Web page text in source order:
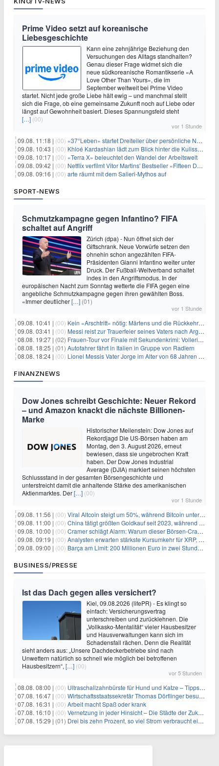
Prime Video setzt auf koreanische
Liebesgeschichte
Kann eine zehnjährige Beziehung den
Versuchungen des Alltags standhalten?
Genau dieser Frage widmet sich die
neue südkoreanische Romantikserie «A
Love Other Than Yours», die im
September weltweit bei Prime Video
startet. Nicht jede große Liebe hält ewig – und manchmal stellt
sich die Frage, ob eine gemeinsame Zukunft noch auf Liebe oder
längst auf Gewohnheit basiert. Dieses Spannungsfeld steht
[…] (00)
vor 1 Stunde
09.08. 11:18 | (00) «37°Leben» startet Dreiteiler über persönliche Neuanfänge
09.08. 10:43 | (00) Khloé Kardashian lädt zum Blick hinter die Kulissen ihres Freundeskreises
09.08. 10:17 | (00) «Terra X» beleuchtet den Wandel der Arbeitswelt
09.08. 09:42 | (00) Netflix verfilmt Vitor Martins' Bestseller «Fifteen Days»
09.08. 09:16 | (00) arte räumt mit dem Salieri-Mythos auf
SPORT-NEWS
Schmutzkampagne gegen Infantino? FIFA
schaltet auf Angriff
Zürich (dpa) - Nun öffnet sich der
Giftschrank. Neue Vorwürfe setzen den
ohnehin schon angezählten FIFA-
Präsidenten Gianni Infantino weiter unter
Druck. Der Fußball-Weltverband schaltet
indes in den Angriffsmodus. In der
europäischen Nacht zum Sonntag wetterte die FIFA gegen eine
angebliche Schmutzkampagne gegen ihren gewählten Boss.
«Immer deutlicher[…] (01)
vor 1 Stunde
09.08. 10:41 | (00) Kein «Arschtritt» nötig: Märtens und die Rückkehr nach Paris
09.08. 03:41 | (00) Messi reist zur Trauerfeier seines Vaters nach Argentinien
08.08. 19:27 | (02) Frauen-Tour vor Finale mit Sekundenkrimi: Vollering in Gelb
08.08. 18:25 | (01) Autofahrer fährt in Italien in Gruppe von Radlern
08.08. 18:24 | (00) Lionel Messis Vater Jorge im Alter von 68 Jahren gestorben
FINANZNEWS
Dow Jones schreibt Geschichte: Neuer Rekord
– und Amazon knackt die nächste Billionen-
Marke
Historischer Meilenstein: Dow Jones auf
Rekordjagd Die US-Börsen haben am
Montag, den 3. August 2026, erneut
bewiesen, dass sie ungebrochen Kraft
haben. Der Dow Jones Industrial
Average (DJIA) markiert seinen höchsten
Schlussstand in der gesamten Börsengeschichte und
unterstreicht damit die anhaltende Stärke des amerikanischen
Aktienmarktes. Der[…] (00)
vor 1 Stunde
09.08. 11:56 | (00) Viral Altcoin steigt um 50%, während Bitcoin unter $65.000 fällt
09.08. 11:00 | (00) China tätigt größten Goldkauf seit 2023, während Goldpreis um 8% steigt
09.08. 10:00 | (00) Cramer schlägt Alarm: Warum dieser Börsen-Crash die beste Einstiegschance seit Monaten ist
09.08. 09:19 | (00) Analysten erwarten stärkste Kursumkehr für XRP, während Polymarket skeptisch bleibt
09.08. 09:00 | (00) Barça am Limit: 200 Millionen Euro in zwei Stunden – warum dieser Schuldentrip hochgefährlich wird
BUSINESS/PRESSE
Ist das Dach gegen alles versichert?
Kiel, 09.08.2026 (lifePR) - Es klingt so
einfach: Versicherungsvertrag
unterschreiben und zurücklehnen. Die
„Vollkasko-Mentalität“ vieler Hausbesitzer
und Hausverwaltungen kann sich im
Schadensfall rächen. Denn die Realität
sieht anders aus: „Unsere Dachdeckerbetriebe sind nach
Unwettern natürlich so schnell wie möglich bei betroffenen
Hausbesitzern“, […] (00)
vor 5 Stunden
08.08. 08:00 | (00) Ultraschallzahnbürste für Hund und Katze – Tipps zur erfolgreichen Eingewöhnung
07.08. 16:47 | (00) Wirtschaftsstaatssekretär Thomas Dörflinger besucht Handwerksbetrieb im Kammerbezirk Freiburg
07.08. 16:31 | (00) Arbeit macht Spaß oder krank
07.08. 16:10 | (00) Vernetzung in jeder Hinsicht – Die Städte der Zukunft sind grün-blau
07.08. 15:29 | (01) Drei bis zehn Prozent, so viel Strom verbraucht ein Aufzug im Gebäude